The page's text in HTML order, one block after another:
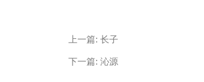
上一篇: 长子
下一篇: 沁源